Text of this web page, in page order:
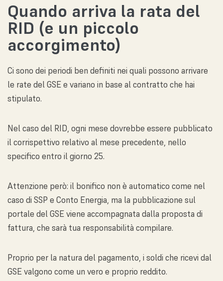
Quando arriva la rata del
RID (e un piccolo
accorgimento)
Ci sono dei periodi ben definiti nei quali possono arrivare
le rate del GSE e variano in base al contratto che hai
stipulato.
Nel caso del RID, ogni mese dovrebbe essere pubblicato
il corrispettivo relativo al mese precedente, nello
specifico entro il giorno 25.
Attenzione però: il bonifico non è automatico come nel
caso di SSP e Conto Energia, ma la pubblicazione sul
portale del GSE viene accompagnata dalla proposta di
fattura, che sarà tua responsabilità compilare.
Proprio per la natura del pagamento, i soldi che ricevi dal
GSE valgono come un vero e proprio reddito.